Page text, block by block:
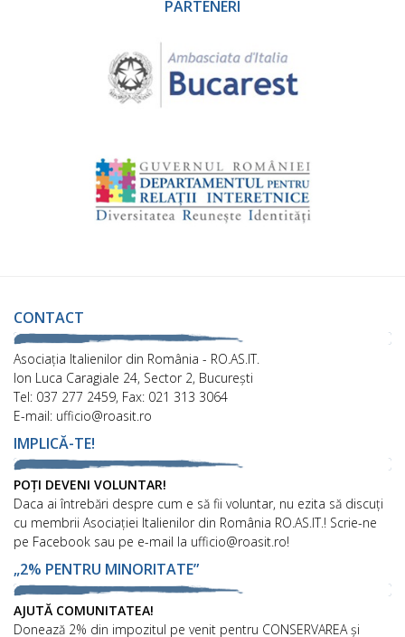
PARTENERI
CONTACT
Asociaţia Italienilor din România - RO.AS.IT.
Ion Luca Caragiale 24, Sector 2, București
Tel: 037 277 2459, Fax: 021 313 3064
E-mail: ufficio@roasit.ro
IMPLICĂ-TE!
POȚI DEVENI VOLUNTAR!
Daca ai întrebări despre cum e să fii voluntar, nu ezita să discuți
cu membrii Asociației Italienilor din România RO.AS.IT.! Scrie-ne
pe Facebook sau pe e-mail la ufficio@roasit.ro!
„2% PENTRU MINORITATE”
AJUTĂ COMUNITATEA!
Donează 2% din impozitul pe venit pentru CONSERVAREA și